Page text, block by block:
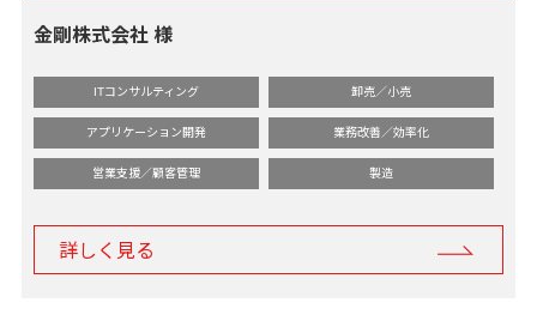
金剛株式会社 様
ITコンサルティング 卸売／小売
アプリケーション開発 業務改善／効率化
営業支援／顧客管理 製造
詳しく見る